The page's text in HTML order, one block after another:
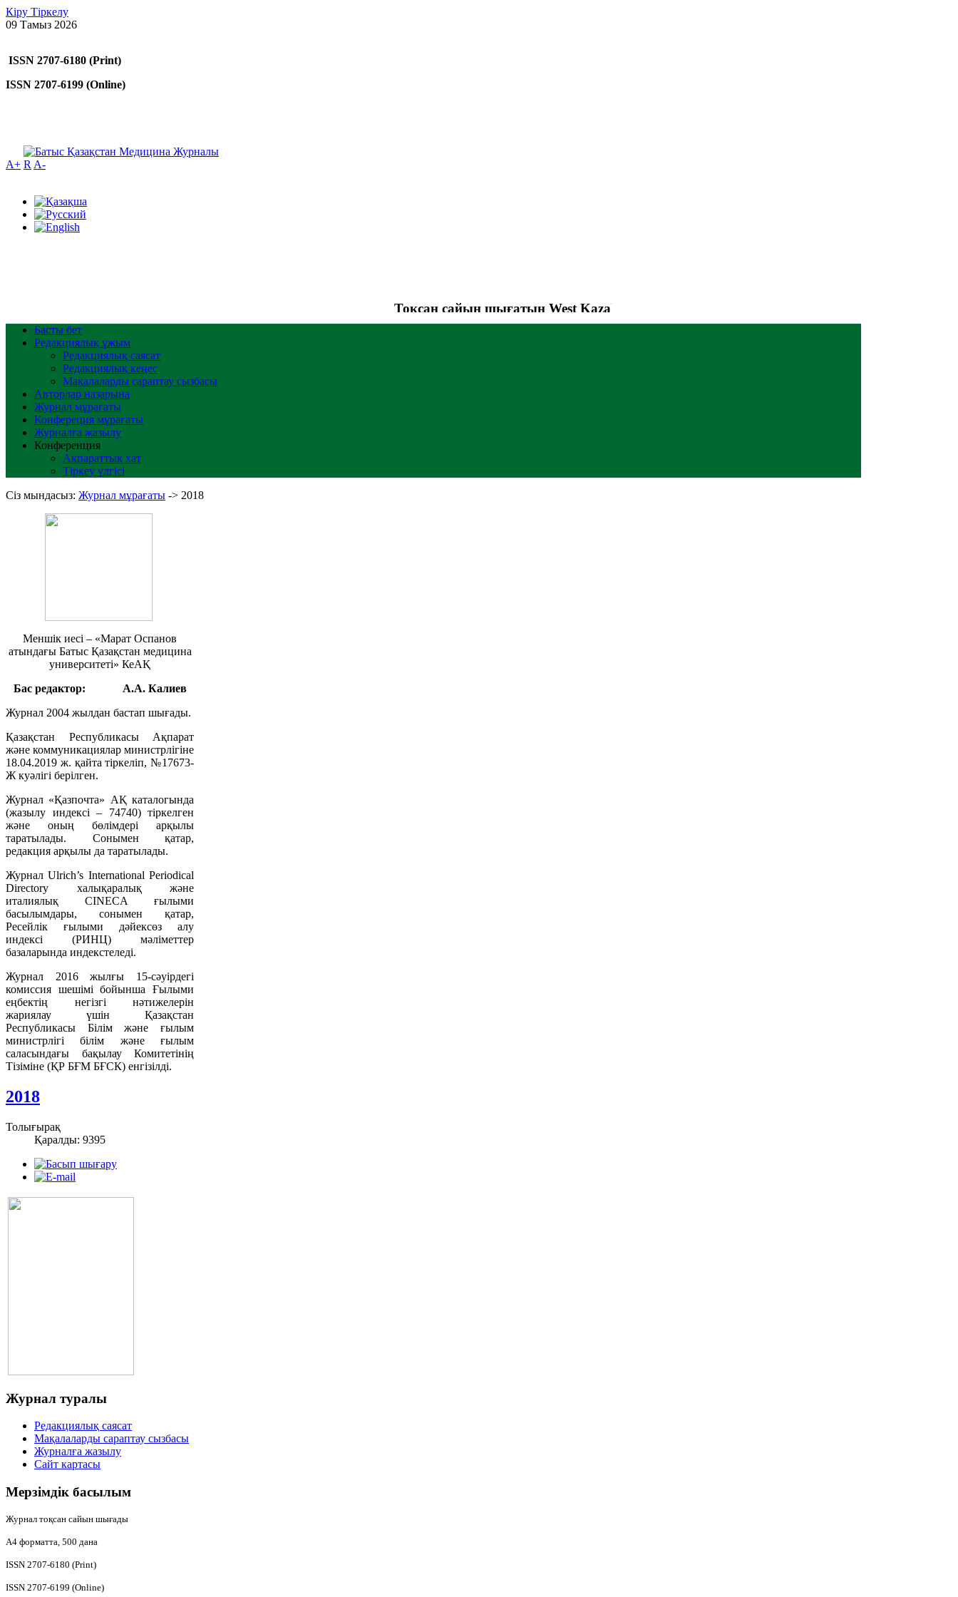
Кіру Тіркелу
09 Тамыз 2026
ISSN 2707-6180 (Print)
ISSN 2707-6199 (Online)
A+ R A-
Тоқсан сайын шығатын West Kazakhstan Medical Journal
Басты бет
Редакциялық ұжым
Редакциялық саясат
Редакциялық кеңес
Мақалаларды сараптау сызбасы
Авторлар назарына
Журнал мұрағаты
Конфереция мұрағаты
Журналға жазылу
Конференция
Ақпараттық хат
Тіркеу үлгісі
Сіз мындасыз: Журнал мұрағаты -> 2018
Меншік иесі – «Марат Оспанов
атындағы Батыс Қазақстан медицина
университеті» КеАҚ
Бас редактор: А.А. Калиев
Журнал 2004 жылдан бастап шығады.
Қазақстан Республикасы Ақпарат
және коммуникациялар министрлігіне
18.04.2019 ж. қайта тіркеліп, №17673-
Ж куәлігі берілген.
Журнал «Қазпочта» АҚ каталогында
(жазылу индексі – 74740) тіркелген
және оның бөлімдері арқылы
таратылады. Сонымен қатар,
редакция арқылы да таратылады.
Журнал Ulrich’s International Periodical
Directory халықаралық және
италиялық CINECA ғылыми
басылымдары, сонымен қатар,
Ресейлік ғылыми дәйексөз алу
индексі (РИНЦ) мәліметтер
базаларында индекстеледі.
Журнал 2016 жылғы 15-сәуірдегі
комиссия шешімі бойынша Ғылыми
еңбектің негізгі нәтижелерін
жариялау үшін Қазақстан
Республикасы Білім және ғылым
министрлігі білім және ғылым
саласындағы бақылау Комитетінің
Тізіміне (ҚР БҒМ БҒСК) енгізілді.
2018
Толығырақ
Қаралды: 9395
Журнал туралы
Редакциялық саясат
Мақалаларды сараптау сызбасы
Журналға жазылу
Сайт картасы
Мерзімдік басылым
Журнал тоқсан сайын шығады
А4 форматта, 500 дана
ISSN 2707-6180 (Print)
ISSN 2707-6199 (Online)